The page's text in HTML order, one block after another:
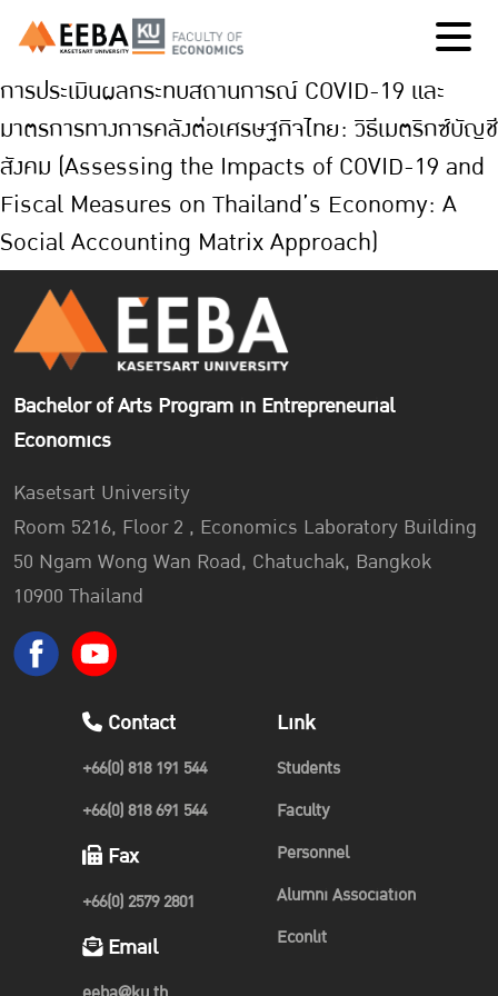
การประเมินผลกระทบสถานการณ์ COVID-19 และ
มาตรการทางการคลังต่อเศรษฐกิจไทย: วิธีเมตริกซ์บัญชี
สังคม (Assessing the Impacts of COVID-19 and
Fiscal Measures on Thailand’s Economy: A
Social Accounting Matrix Approach)
Bachelor of Arts Program in Entrepreneurial
Economics
Kasetsart University
Room 5216, Floor 2 , Economics Laboratory Building
50 Ngam Wong Wan Road, Chatuchak, Bangkok
10900 Thailand
Contact
+66(0) 818 191 544
+66(0) 818 691 544
Fax
+66(0) 2579 2801
Email
Link
Students
Faculty
Personnel
Alumni Association
Econlit